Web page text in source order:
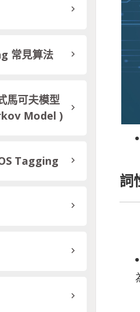
常見算法
馬可夫模型
Model )
Tagging
詞